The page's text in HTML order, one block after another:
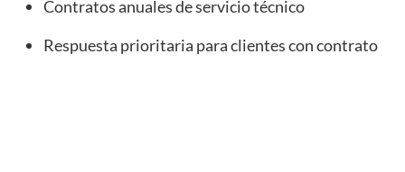
Contratos anuales de servicio técnico
Respuesta prioritaria para clientes con contrato